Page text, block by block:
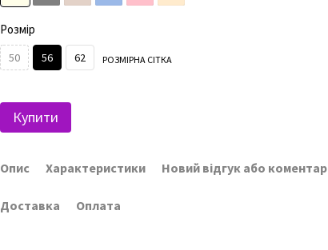
Розмір
50 56 62 РОЗМІРНА СІТКА
Купити
Опис Характеристики Новий відгук або коментар
Доставка Оплата